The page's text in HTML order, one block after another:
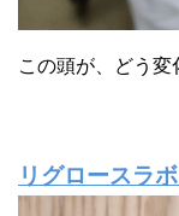
この頭が、どう変
リグロースラ